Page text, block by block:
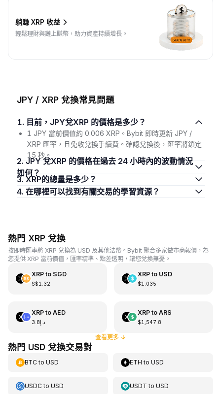
躺賺 XRP 收益
輕鬆理財與鏈上賺幣，助力資產持續增長。
JPY / XRP 兌換常見問題
1. 目前，JPY兌XRP 的價格是多少？
1 JPY 當前價值約 0.006 XRP。Bybit 即時更新 JPY /
XRP 匯率，且免收兌換手續費。確認兌換後，匯率將鎖定
15 秒。
2. JPY 兌XRP 的價格在過去 24 小時內的波動情況
如何？
3. XRP的總量是多少？
4. 在哪裡可以找到有關交易的學習資源？
熱門 XRP 兌換
按即時匯率將 XRP 兌換為 USD 及其他法幣。Bybit 聚合多家做市商報價，為
您提供 XRP 當前價值，匯率精準、點差透明，讓您兌換無憂。
XRPto SGD
S$1.32
XRPto USD
$1.035
XRPto AED
د.إ3.8
XRPto ARS
$1,547.8
查看更多↓
熱門 USD 兌換交易對
BTCto USD ETH toUSD
USDCto USD USDT toUSD